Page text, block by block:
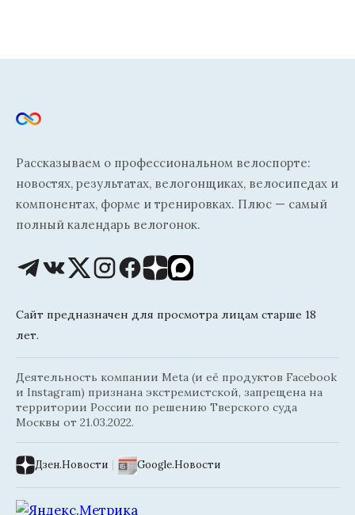
Рассказываем о профессиональном велоспорте:
новостях, результатах, велогонщиках, велосипедах и
компонентах, форме и тренировках. Плюс — самый
полный календарь велогонок.
Сайт предназначен для просмотра лицам старше 18
лет.
Деятельность компании Meta (и её продуктов Facebook
и Instagram) признана экстремистской, запрещена на
территории России по решению Тверского суда
Москвы от 21.03.2022.
Дзен.Новости | Google.Новости